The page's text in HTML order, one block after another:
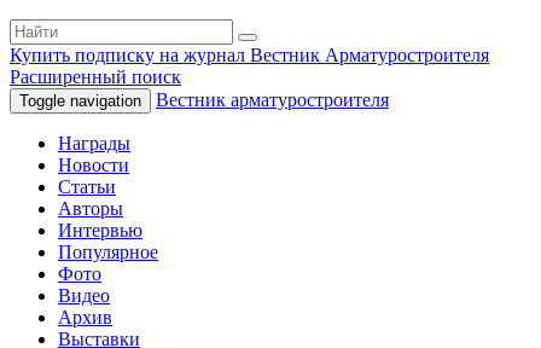
Купить подписку на журнал Вестник Арматуростроителя
Расширенный поиск
Toggle navigation Вестник арматуростроителя
Награды
Новости
Статьи
Авторы
Интервью
Популярное
Фото
Видео
Архив
Выставки